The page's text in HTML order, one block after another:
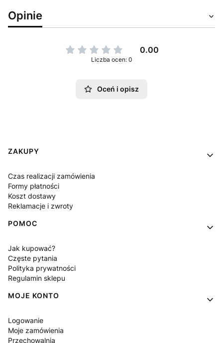
Opinie
0.00
Liczba ocen: 0
Oceń i opisz
Linki w stopce
ZAKUPY
Czas realizacji zamówienia
Formy płatności
Koszt dostawy
Reklamacje i zwroty
POMOC
Jak kupować?
Częste pytania
Polityka prywatności
Regulamin sklepu
MOJE KONTO
Logowanie
Moje zamówienia
Przechowalnia